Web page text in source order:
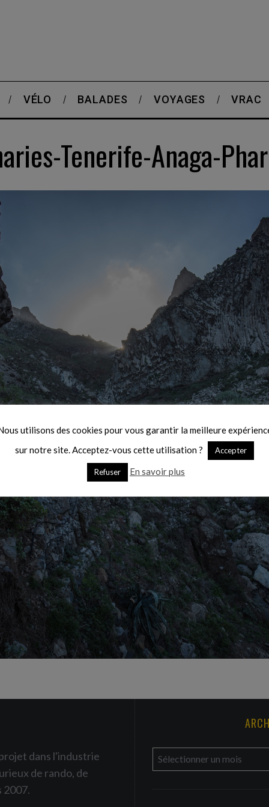
VÉLO BALADES VOYAGES VRAC
Tenerife-Anaga-
dans l'industrie
de rando, de
2007.
r
c
utilisons des cookies pour vous garantir la meilleure
sur notre site. Acceptez-vous cette utilisation ?
Accepter
Refuser En savoir plus